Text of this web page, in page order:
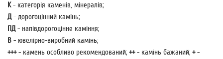
K- категорія каменів, мінералів;
Д- дорогоцінний камінь;
ПД- напівдорогоцінне каміння;
В - ювелірно-виробний камінь;
+++- камень особливо рекомендований; ++- камінь бажаний; +-